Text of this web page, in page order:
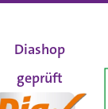
Diashop
geprüft